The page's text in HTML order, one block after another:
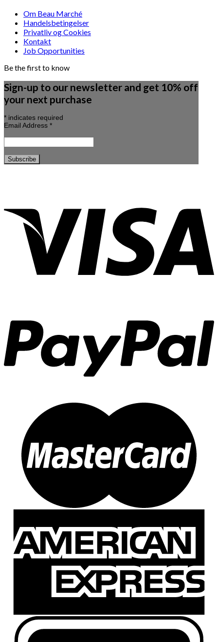
Om Beau Marché
Handelsbetingelser
Privatliv og Cookies
Kontakt
Job Opportunities
Be the first to know
Sign-up to our newsletter and get 10% off
your next purchase
* indicates required
Email Address *